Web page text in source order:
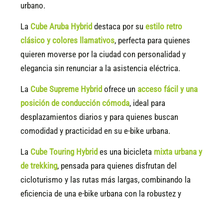
urbano.
La Cube Aruba Hybrid destaca por suestilo retro
clásico y colores llamativos, perfecta para quienes
quieren moverse por la ciudad con personalidad y
elegancia sin renunciar a la asistencia eléctrica.
La Cube Supreme Hybrid ofrece un acceso fácil y una
posición de conducción cómoda, ideal para
desplazamientos diarios y para quienes buscan
comodidad y practicidad en su e-bike urbana.
La Cube Touring Hybrid es una bicicleta mixta urbana y
de trekking, pensada para quienes disfrutan del
cicloturismo y las rutas más largas, combinando la
eficiencia de una e-bike urbana con la robustez y